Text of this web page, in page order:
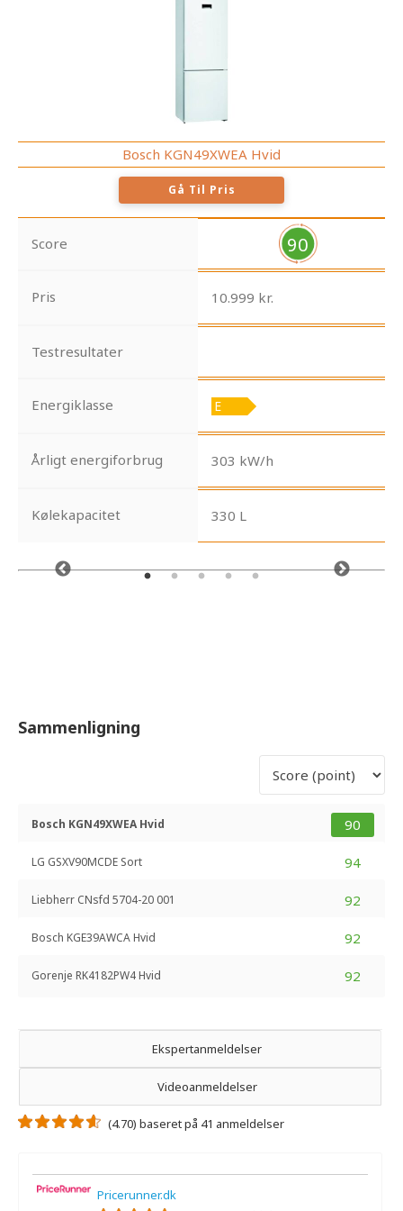
Bosch KGN49XWEA Hvid
Gå Til Pris
Score 90
Pris 10.999 kr.
Testresultater
Energiklasse
Årligt energiforbrug 303 kW/h
Kølekapacitet 330 L
Sammenligning
90
Bosch KGN49XWEA Hvid
94
LG GSXV90MCDE Sort
92
Liebherr CNsfd 5704-20 001
92
Bosch KGE39AWCA Hvid
92
Gorenje RK4182PW4 Hvid
Ekspertanmeldelser
Videoanmeldelser
(4.70) baseret på 41 anmeldelser
Pricerunner.dk